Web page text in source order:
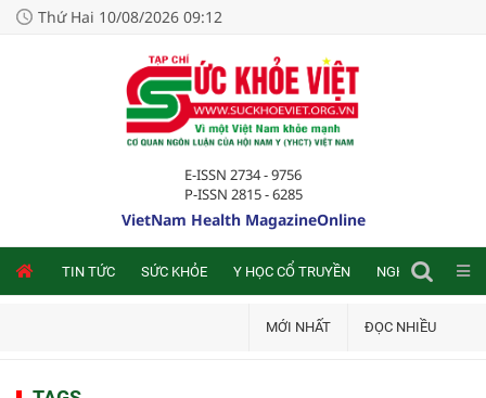
Thứ Hai 10/08/2026 09:12
E-ISSN 2734 - 9756
P-ISSN 2815 - 6285
VietNam Health MagazineOnline
TIN TỨC SỨC KHỎE Y HỌC CỔ TRUYỀN NGHIÊN CỨU
MỚI NHẤT ĐỌC NHIỀU